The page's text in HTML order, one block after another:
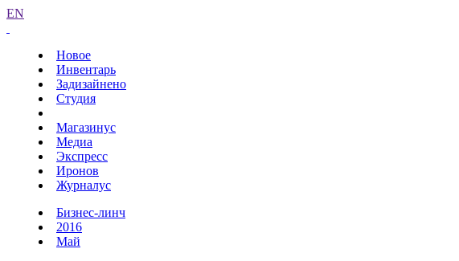
EN
Новое
Инвентарь
Задизайнено
Студия
Магазинус
Медиа
Экспресс
Иронов
Журналус
Бизнес-линч
2016
Май